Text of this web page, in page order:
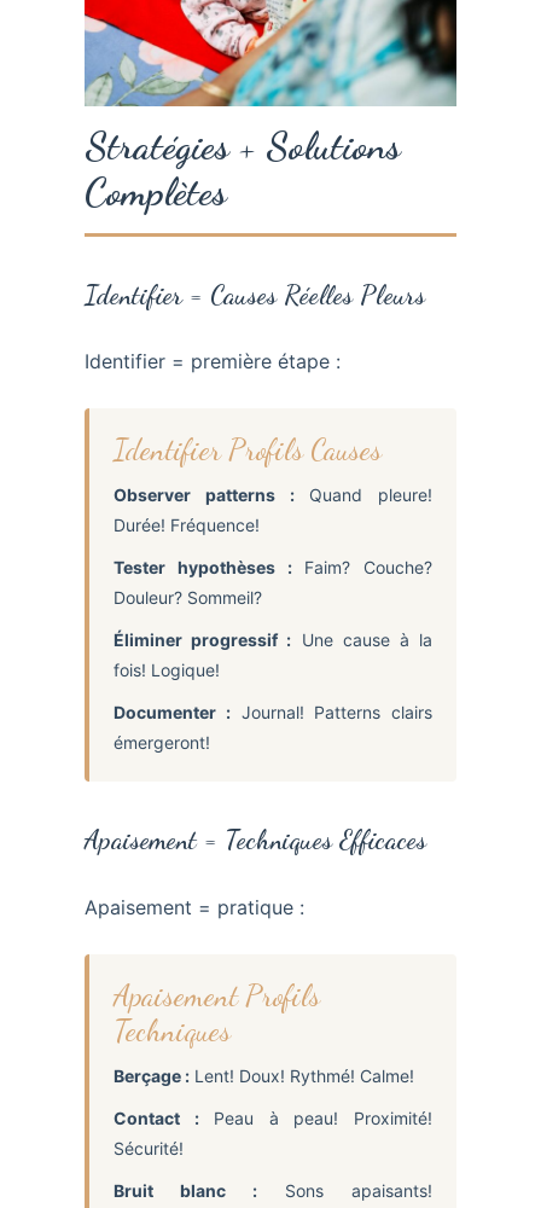
Stratégies + Solutions
Complètes
Identifier = Causes Réelles Pleurs
Identifier = première étape :
Identifier Profils Causes
Observer patterns :Quand pleure!
Durée! Fréquence!
Tester hypothèses :Faim? Couche?
Douleur? Sommeil?
Éliminer progressif : Une cause à la
fois! Logique!
Documenter :Journal! Patterns clairs
émergeront!
Apaisement = Techniques Efficaces
Apaisement = pratique :
Apaisement Profils
Techniques
Berçage : Lent! Doux! Rythmé! Calme!
Contact :Peau à peau! Proximité!
Sécurité!
Bruit blanc : Sons apaisants!